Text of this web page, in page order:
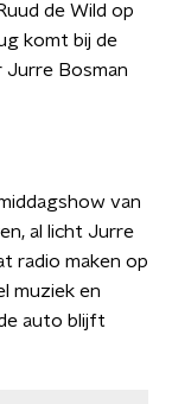
de Wild op
komt bij de
Jurre Bosman
van
al licht Jurre
radio maken op
muziek en
auto blijft